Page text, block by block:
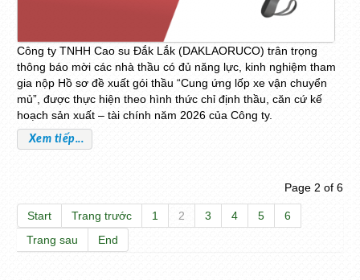
Công ty TNHH Cao su Đắk Lắk (DAKLAORUCO) trân trọng
thông báo mời các nhà thầu có đủ năng lực, kinh nghiệm tham
gia nộp Hồ sơ đề xuất gói thầu “Cung ứng lốp xe vận chuyển
mủ”, được thực hiện theo hình thức chỉ định thầu, căn cứ kế
hoạch sản xuất – tài chính năm 2026 của Công ty.
Xem tiếp...
Page 2 of 6
Start Trang trước 1 2 3 4 5
6
Trang sau
End